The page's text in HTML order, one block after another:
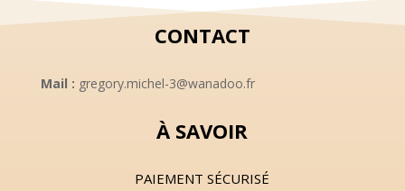
CONTACT
Mail : gregory.michel-3@wanadoo.fr
À SAVOIR
PAIEMENT SÉCURISÉ